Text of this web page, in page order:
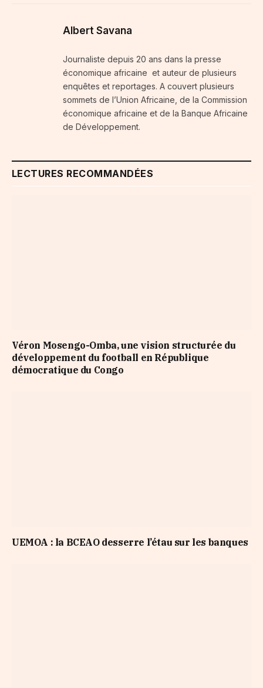
Albert Savana
Journaliste depuis 20 ans dans la presse
économique africaine et auteur de plusieurs
enquêtes et reportages. A couvert plusieurs
sommets de l’Union Africaine, de la Commission
économique africaine et de la Banque Africaine
de Développement.
LECTURES RECOMMANDÉES
Véron Mosengo-Omba, une vision structurée du
développement du football en République
démocratique du Congo
UEMOA : la BCEAO desserre l’étau sur les banques